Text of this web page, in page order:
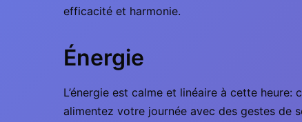
efficacité et harmonie.
Énergie
L’énergie est calme et linéaire à cette
alimentez votre journée avec des gestes de